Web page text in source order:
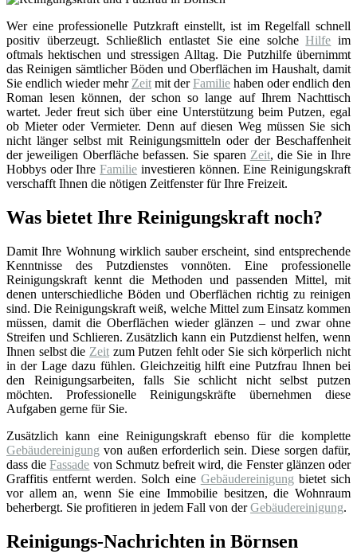
Wer eine professionelle Putzkraft einstellt, ist im Regelfall schnell
positiv überzeugt. Schließlich entlastet Sie eine solcheHilfe im
oftmals hektischen und stressigen Alltag. Die Putzhilfe übernimmt
das Reinigen sämtlicher Böden und Oberflächen im Haushalt, damit
Sie endlich wieder mehr Zeit mit derFamilie haben oder endlich den
Roman lesen können, der schon so lange auf Ihrem Nachttisch
wartet. Jeder freut sich über eine Unterstützung beim Putzen, egal
ob Mieter oder Vermieter. Denn auf diesen Weg müssen Sie sich
nicht länger selbst mit Reinigungsmitteln oder der Beschaffenheit
der jeweiligen Oberfläche befassen. Sie sparen Zeit, die Sie in Ihre
Hobbys oder IhreFamilie investieren können. Eine Reinigungskraft
verschafft Ihnen die nötigen Zeitfenster für Ihre Freizeit.
Was bietet Ihre Reinigungskraft noch?
Damit Ihre Wohnung wirklich sauber erscheint, sind entsprechende
Kenntnisse des Putzdienstes vonnöten. Eine professionelle
Reinigungskraft kennt die Methoden und passenden Mittel, mit
denen unterschiedliche Böden und Oberflächen richtig zu reinigen
sind. Die Reinigungskraft weiß, welche Mittel zum Einsatz kommen
müssen, damit die Oberflächen wieder glänzen – und zwar ohne
Streifen und Schlieren. Zusätzlich kann ein Putzdienst helfen, wenn
Ihnen selbst die Zeitzum Putzen fehlt oder Sie sich körperlich nicht
in der Lage dazu fühlen. Gleichzeitig hilft eine Putzfrau Ihnen bei
den Reinigungsarbeiten, falls Sie schlicht nicht selbst putzen
möchten. Professionelle Reinigungskräfte übernehmen diese
Aufgaben gerne für Sie.
Zusätzlich kann eine Reinigungskraft ebenso für die komplette
Gebäudereinigung von außen erforderlich sein. Diese sorgen dafür,
dass dieFassade von Schmutz befreit wird, die Fenster glänzen oder
Graffitis entfernt werden. Solch eine Gebäudereinigung bietet sich
vor allem an, wenn Sie eine Immobilie besitzen, die Wohnraum
beherbergt. Sie profitieren in jedem Fall von derGebäudereinigung.
Reinigungs-Nachrichten in Börnsen